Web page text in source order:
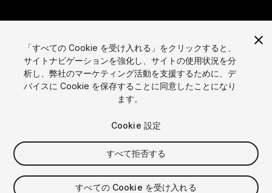
「すべての Cookie を受け入れる」をクリックすると、
サイトナビゲーションを強化し、サイトの使用状況を分
析し、弊社のマーケティング活動を支援するために、デ
バイスに Cookie を保存することに同意したことになり
ます。
Cookie 設定
すべて拒否する
すべての Cookie を受け入れる